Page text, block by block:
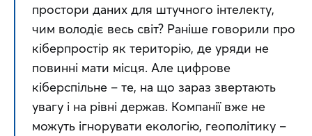
простори даних для штучного інтелекту,
чим володіє весь світ? Раніше говорили про
кіберпростір як територію, де уряди не
повинні мати місця. Але цифрове
кіберспільне – те, на що зараз звертають
увагу і на рівні держав. Компанії вже не
можуть ігнорувати екологію, геополітику –